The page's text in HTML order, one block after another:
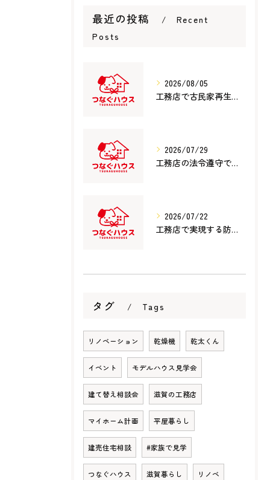
最近の投稿
Recent
Posts
2026/08/05
工務店で古民家再生を成功させるための費用・補助金活用と信頼できる選び方徹底ガイド
2026/07/29
工務店の法令遵守で滋賀県犬上郡多賀町で信頼できる選び方と見極めポイント
2026/07/22
工務店で実現する防水対策の仕組みと費用対効果を徹底解説
タグ Tags
リノベーション 乾燥機 乾太くん
イベント モデルハウス見学会
建て替え相談会 滋賀の工務店
マイホーム計画 平屋暮らし
建売住宅相談 #家族で見学
つなぐハウス 滋賀暮らし リノベ